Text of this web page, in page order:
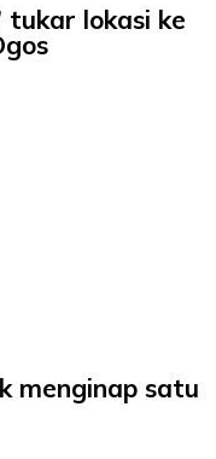
tukar lokasi ke
menginap satu